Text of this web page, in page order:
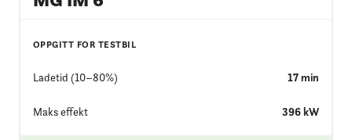
OPPGITT FOR TESTBIL
Ladetid (10–80%) 17min
Maks effekt 396kW